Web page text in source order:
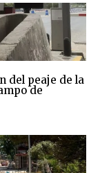
del peaje de la
de